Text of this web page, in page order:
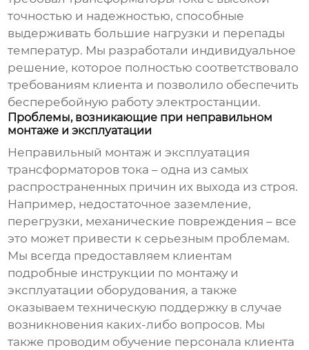
точностью и надежностью, способные
выдерживать большие нагрузки и перепады
температур. Мы разработали индивидуальное
решение, которое полностью соответствовало
требованиям клиента и позволило обеспечить
бесперебойную работу электростанции.
Проблемы, возникающие при неправильном
монтаже и эксплуатации
Неправильный монтаж и эксплуатация
трансформаторов тока – одна из самых
распространенных причин их выхода из строя.
Например, недостаточное заземление,
перегрузки, механические повреждения – все
это может привести к серьезным проблемам.
Мы всегда предоставляем клиентам
подробные инструкции по монтажу и
эксплуатации оборудования, а также
оказываем техническую поддержку в случае
возникновения каких-либо вопросов. Мы
также проводим обучение персонала клиента